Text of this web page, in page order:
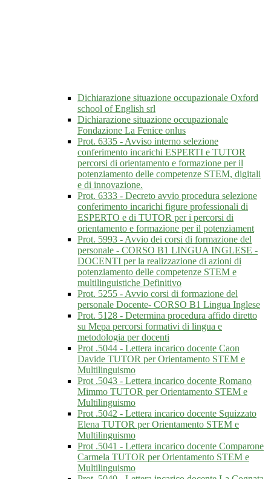
Dichiarazione situazione occupazionale Oxford
school of English srl
Dichiarazione situazione occupazionale
Fondazione La Fenice onlus
Prot. 6335 - Avviso interno selezione
conferimento incarichi ESPERTI e TUTOR
percorsi di orientamento e formazione per il
potenziamento delle competenze STEM, digitali
e di innovazione.
Prot. 6333 - Decreto avvio procedura selezione
conferimento incarichi figure professionali di
ESPERTO e di TUTOR per i percorsi di
orientamento e formazione per il potenziament
Prot. 5993 - Avvio dei corsi di formazione del
personale - CORSO B1 LINGUA INGLESE -
DOCENTI per la realizzazione di azioni di
potenziamento delle competenze STEM e
multilinguistiche Definitivo
Prot. 5255 - Avvio corsi di formazione del
personale Docente- CORSO B1 Lingua Inglese
Prot. 5128 - Determina procedura affido diretto
su Mepa percorsi formativi di lingua e
metodologia per docenti
Prot .5044 - Lettera incarico docente Caon
Davide TUTOR per Orientamento STEM e
Multilinguismo
Prot .5043 - Lettera incarico docente Romano
Mimmo TUTOR per Orientamento STEM e
Multilinguismo
Prot .5042 - Lettera incarico docente Squizzato
Elena TUTOR per Orientamento STEM e
Multilinguismo
Prot .5041 - Lettera incarico docente Comparone
Carmela TUTOR per Orientamento STEM e
Multilinguismo